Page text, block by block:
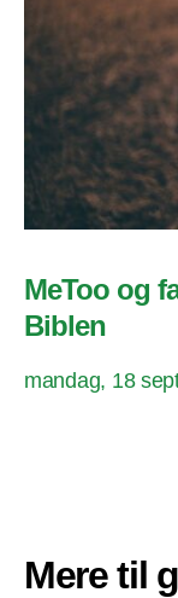
MeToo og
Biblen
mandag, 18
Mere til